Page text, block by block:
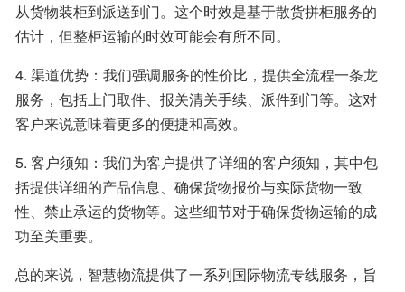
从货物装柜到派送到门。这个时效是基于散货拼柜服务的
估计，但整柜运输的时效可能会有所不同。
4. 渠道优势：我们强调服务的性价比，提供全流程一条龙
服务，包括上门取件、报关清关手续、派件到门等。这对
客户来说意味着更多的便捷和高效。
5. 客户须知：我们为客户提供了详细的客户须知，其中包
括提供详细的产品信息、确保货物报价与实际货物一致
性、禁止承运的货物等。这些细节对于确保货物运输的成
功至关重要。
总的来说，智慧物流提供了一系列国际物流专线服务，旨